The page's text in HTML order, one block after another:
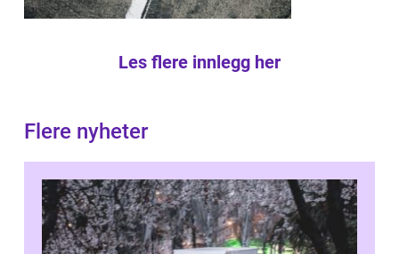
Les flere innlegg her
Flere nyheter